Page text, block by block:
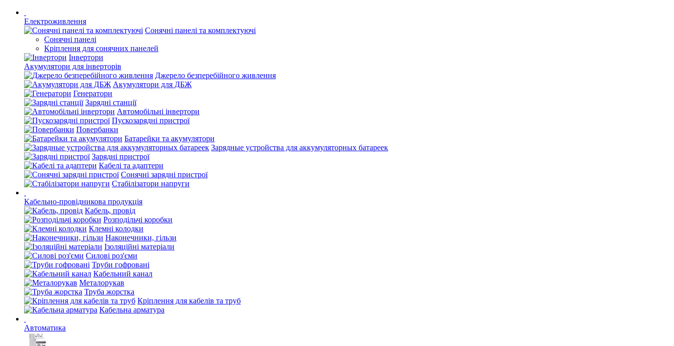
Електроживлення
Сонячні панелі та комплектуючі
Сонячні панелі
Кріплення для сонячних панелей
Інвертори
Акумулятори для інверторів
Джерело безперебійного живлення
Акумулятори для ДБЖ
Генератори
Зарядні станції
Автомобільні інвертори
Пускозарядні пристрої
Повербанки
Батарейки та акумулятори
Зарядные устройства для аккумуляторных батареек
Зарядні пристрої
Кабелі та адаптери
Сонячні зарядні пристрої
Стабілізатори напруги
Кабельно-провідникова продукція
Кабель, провід
Розподільчі коробки
Клемні колодки
Наконечники, гільзи
Ізоляційні матеріали
Силові роз'єми
Труби гофровані
Кабельний канал
Металорукав
Труба жорстка
Кріплення для кабелів та труб
Кабельна арматура
Автоматика